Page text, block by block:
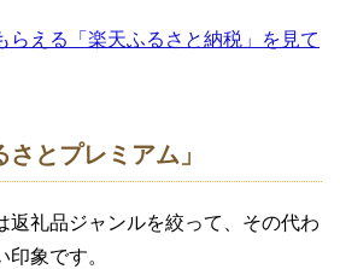
らえる「楽天ふるさと納税」を見て
とプレミアム」
返礼品ジャンルを絞って、その代わ
印象です。